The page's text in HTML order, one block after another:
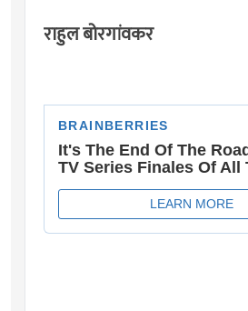
राहुल बोरगांवकर